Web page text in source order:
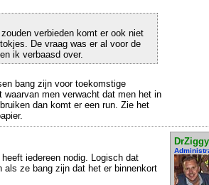
verbieden komt er ook niet
De vraag was er al voor de
ik verbaasd over.
bang zijn voor toekomstige
waarvan men verwacht dat men het in
dan komt er een run. Zie het
DrZiggy
heeft iedereen nodig. Logisch dat
als ze bang zijn dat het er binnenkort